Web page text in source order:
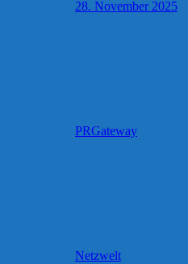
28. November 2025
PRGateway
Netzwelt